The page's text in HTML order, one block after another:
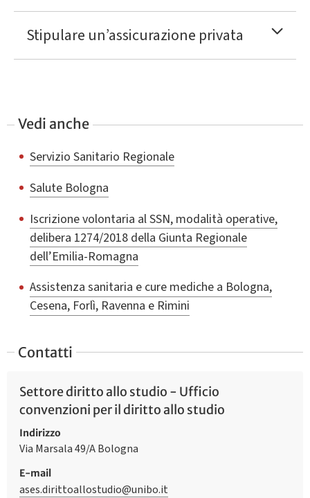
Stipulare un’assicurazione privata
Vedi anche
Servizio Sanitario Regionale
Salute Bologna
Iscrizione volontaria al SSN, modalità operative,
delibera 1274/2018 della Giunta Regionale
dell’Emilia-Romagna
Assistenza sanitaria e cure mediche a Bologna,
Cesena, Forlì, Ravenna e Rimini
Contatti
Settore diritto allo studio - Ufficio
convenzioni per il diritto allo studio
Indirizzo
Via Marsala 49/A Bologna
E-mail
ases.dirittoallostudio@unibo.it